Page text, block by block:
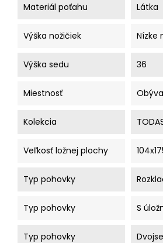
Materiál poťahu Látka
Výška nožičiek Nízke
Výška sedu 36
Miestnosť
Kolekcia
Veľkosť ložnej plochy
Typ pohovky
Typ pohovky S
Typ pohovky